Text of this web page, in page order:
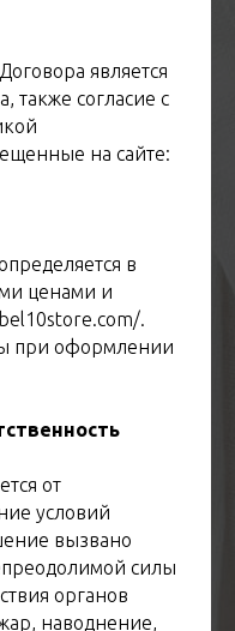
является
также согласие с
на сайте:
в
ценами и
.
при оформлении
от
условий
вызвано
силы
органов
наводнение,